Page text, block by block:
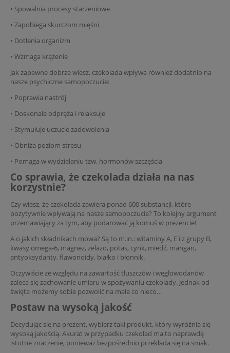
• Spowalnia procesy starzeniowe
• Zapobiega skurczom mięśni
• Dotlenia organizm
• Wzmaga krążenie
Jak zapewne dobrze wiesz, czekolada wpływa również dodatnio na
nasze psychiczne samopoczucie:
• Poprawia nastrój
• Doskonale odpręża i relaksuje
• Stymuluje uczucie zadowolenia
• Obniża poziom stresu
• Pomaga w wydzielaniu tzw. hormonów szczęścia
Co sprawia, że czekolada działa na nas
korzystnie?
Czy wiesz, że czekolada zawiera ponad 600 substancji, które
pozytywnie wpływają na nasze samopoczucie? To kolejny argument
przemawiający za tym, aby podarować ją komuś w prezencie!
A o jakich składnikach mowa? Są to m.in.: witaminy A, E i z grupy B,
kwasy omega-6, magnez, żelazo, potas, cynk, miedź, mangan,
antyoksydanty, flawonoidy, białko i błonnik.
Oczywiście ze względu na zawartość tłuszczów i węglowodanów
zaleca się zachowanie umiaru w spożywaniu czekolady. Jednak od
święta możemy sobie pozwolić na małe co nieco…
Postaw na wysoką jakość
Decydując się na prezent, wybierz taki produkt, który wyróżnia się
wysoką jakością. Akurat w przypadku czekolad ma to naprawdę
istotne znaczenie, ponieważ bezpośrednio przekłada się na smak.